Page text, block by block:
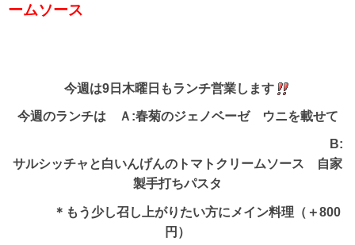
ームソース
今週は9日木曜日もランチ営業します
今週のランチは Ａ:春菊のジェノベーゼ ウニを載せて
B:
サルシッチャと白いんげんのトマトクリームソース 自家
製手打ちパスタ
＊もう少し召し上がりたい方にメイン料理（＋800
円）